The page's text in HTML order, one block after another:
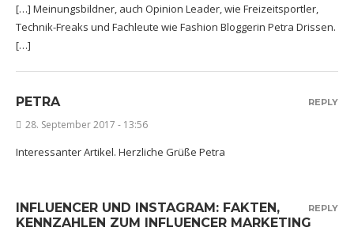
[…] Meinungsbildner, auch Opinion Leader, wie Freizeitsportler,
Technik-Freaks und Fachleute wie Fashion Bloggerin Petra Drissen.
[…]
PETRA
28. September 2017 - 13:56
Interessanter Artikel. Herzliche Grüße Petra
REPLY
INFLUENCER UND INSTAGRAM: FAKTEN,
KENNZAHLEN ZUM INFLUENCER MARKETING
REPLY